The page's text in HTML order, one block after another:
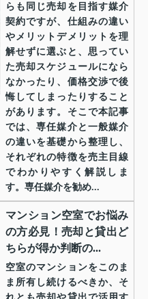
らも同じ売却を目指す媒介
契約ですが、仕組みの違い
やメリットデメリットを理
解せずに選ぶと、思ってい
た売却スケジュールになら
なかったり、価格交渉で後
悔してしまったりすること
があります。そこで本記事
では、専任媒介と一般媒介
の違いを基礎から整理し、
それぞれの特徴を売主目線
でわかりやすく解説しま
す。専任媒介を勧め...
マンション空室でお悩み
の方必見！売却と貸出ど
ちらが得か判断の...
空室のマンションをこのま
ま所有し続けるべきか、そ